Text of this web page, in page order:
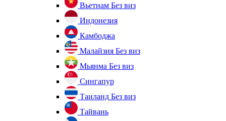
Вьетнам Без виз
Индонезия
Камбоджа
Малайзия Без виз
Мьянма Без виз
Сингапур
Таиланд Без виз
Тайвань